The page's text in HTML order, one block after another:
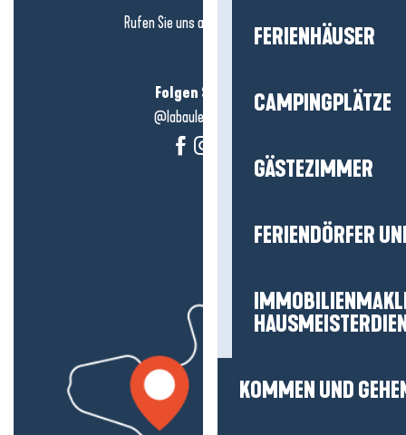
FERIENHÄUSER
CAMPINGPLÄTZE
GÄSTEZIMMER
FERIENDÖRFER
KOMMEN UND
Rufen Sie uns an in
hier klicken
Folgen Sie uns!
@labauleguérande